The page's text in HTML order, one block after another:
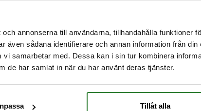
annonserna till användarna, tillhandahålla funktioner
sådana identifierare och annan information från din
samarbetar med. Dessa kan i sin tur kombinera
de har samlat in när du har använt deras tjänster.
Tillåt alla